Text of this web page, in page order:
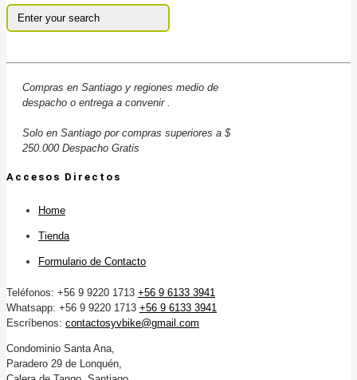
Compras en Santiago y regiones medio de
despacho o entrega a convenir .
Solo en Santiago por compras superiores a $
250.000 Despacho Gratis
Accesos Directos
Home
Tienda
Formulario de Contacto
Teléfonos: +56 9 9220 1713 +56 9 6133 3941
Whatsapp: +56 9 9220 1713 +56 9 6133 3941
Escríbenos: contactosyvbike@gmail.com
Condominio Santa Ana,
Paradero 29 de Lonquén,